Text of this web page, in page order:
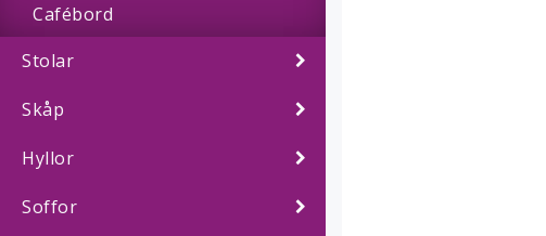
Cafébord
Stolar
Skåp
Hyllor
Soffor